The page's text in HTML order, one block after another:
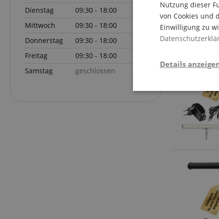
Dienstag
09:30 - 18:00
Mittwoch
09:30 - 18:00
Donnerstag
09:30 - 18:00
Freitag
09:30 - 18:00
Samstag
geschlossen
Nutzung dieser
von Cookies und
Einwilligung zu
Details
Statistik-Cookies
nicht verwendet